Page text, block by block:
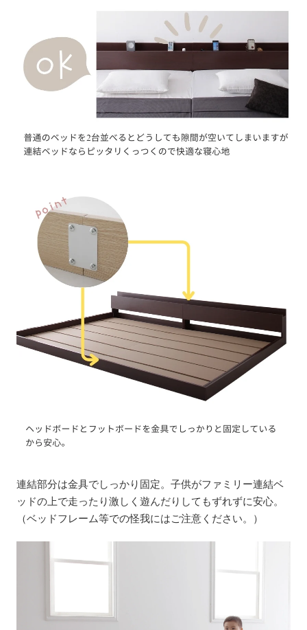
連結部分は金具でしっかり固定。子供がファミリー連結ベ
ッドの上で走ったり激しく遊んだりしてもずれずに安心。
（ベッドフレーム等での怪我にはご注意ください。）